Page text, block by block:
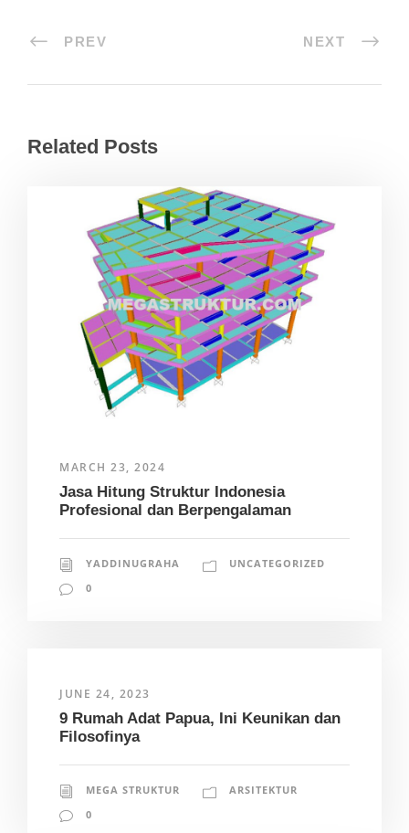
PREV NEXT
Related Posts
MARCH 23, 2024
Jasa Hitung Struktur Indonesia
Profesional dan Berpengalaman
YADDINUGRAHA
UNCATEGORIZED
0
JUNE 24, 2023
9 Rumah Adat Papua, Ini Keunikan dan
Filosofinya
MEGA STRUKTUR
ARSITEKTUR
0